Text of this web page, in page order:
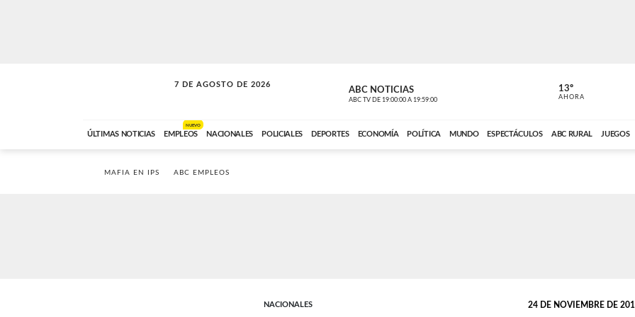
7 DE AGOSTO DE 2026
SOLO MÚSICA ABC NOTICIAS
ABC TV DE 19:00:00 A 19:59:00 ABC CARDINAL
13º
AHORA
ÚLTIMAS NOTICIAS EMPLEOS
NUEVO
NACIONALES POLICIALES DEPORTES ECONOMÍA POLÍTICA MUNDO ESPECTÁCULOS ABC RURAL JUEGOS
MAFIA EN IPS ABC EMPLEOS
NACIONALES 24 DE NOVIEMBRE DE